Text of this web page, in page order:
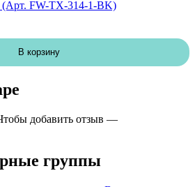
(Арт. FW-TX-314-1-BK)
В корзину
добавить отзыв —
группы